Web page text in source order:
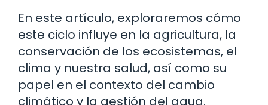
En este artículo, exploraremos cómo
este ciclo influye en la agricultura, la
conservación de los ecosistemas, el
clima y nuestra salud, así como su
papel en el contexto del cambio
climático y la gestión del agua.